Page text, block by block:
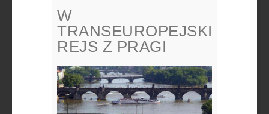
W
TRANSEUROPEJSKI
REJS Z PRAGI